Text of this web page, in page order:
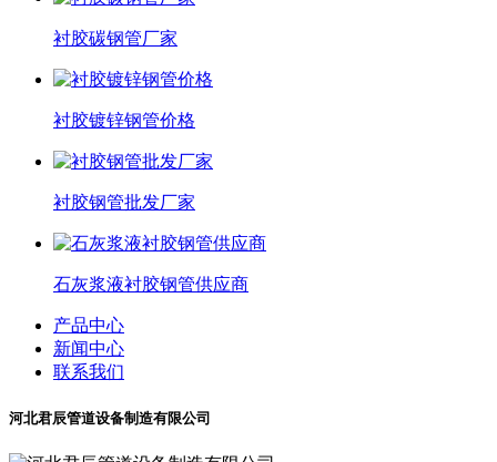
衬胶碳钢管厂家
衬胶镀锌钢管价格
衬胶钢管批发厂家
石灰浆液衬胶钢管供应商
产品中心
新闻中心
联系我们
河北君辰管道设备制造有限公司